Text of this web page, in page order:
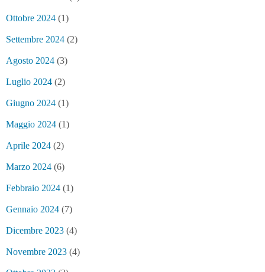
Ottobre 2024 (1)
Settembre 2024 (2)
Agosto 2024 (3)
Luglio 2024 (2)
Giugno 2024 (1)
Maggio 2024 (1)
Aprile 2024 (2)
Marzo 2024 (6)
Febbraio 2024 (1)
Gennaio 2024 (7)
Dicembre 2023 (4)
Novembre 2023 (4)